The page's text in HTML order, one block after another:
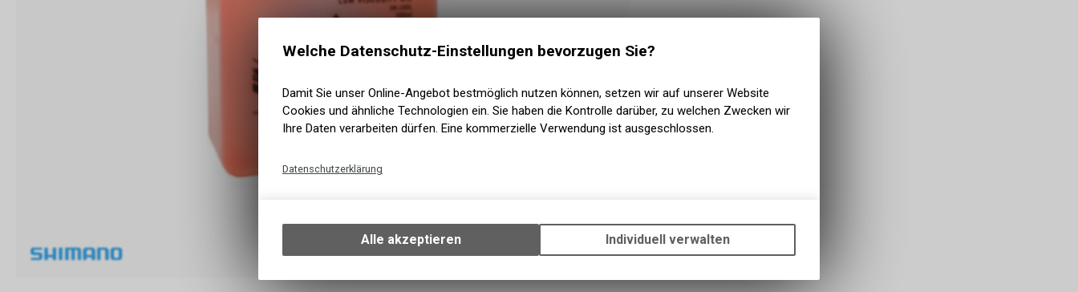
Welche Datenschutz-Einstellungen bevorzugen Sie?
Damit Sie unser Online-Angebot bestmöglich nutzen können, setzen wir auf unserer Website
Cookies und ähnliche Technologien ein. Sie haben die Kontrolle darüber, zu welchen Zwecken wir
Ihre Daten verarbeiten dürfen. Eine kommerzielle Verwendung ist ausgeschlossen.
Datenschutzerklärung
Ihrem Gerät, um die grundlegenden Funktionen unseres Online-Angebots, wie die
Verwendung des Warenkorbs, zu ermöglichen. Bitte beachten Sie, dass die
zulassen.
Alle akzeptieren Individuell verwalten